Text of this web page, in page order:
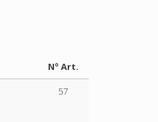
Nº Art.
57